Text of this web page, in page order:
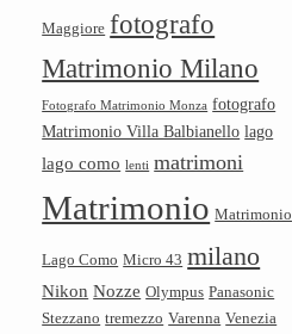
Maggiore fotografo
Matrimonio Milano
Fotografo Matrimonio Monza fotografo
Matrimonio Villa Balbianello lago
lago como lenti matrimoni
Matrimonio Matrimonio
Lago Como Micro 43 milano
Nikon Nozze Olympus Panasonic
Stezzano tremezzo Varenna Venezia